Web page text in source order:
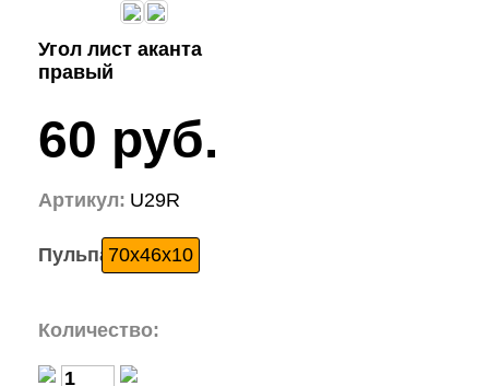
Угол лист аканта
правый
60 руб.
Артикул: U29R
Пульпа:70x46x10
Количество: